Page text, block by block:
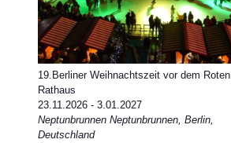
19.Berliner Weihnachtszeit vor dem Roten
Rathaus
23.11.2026- 3.01.2027
Neptunbrunnen Neptunbrunnen, Berlin,
Deutschland